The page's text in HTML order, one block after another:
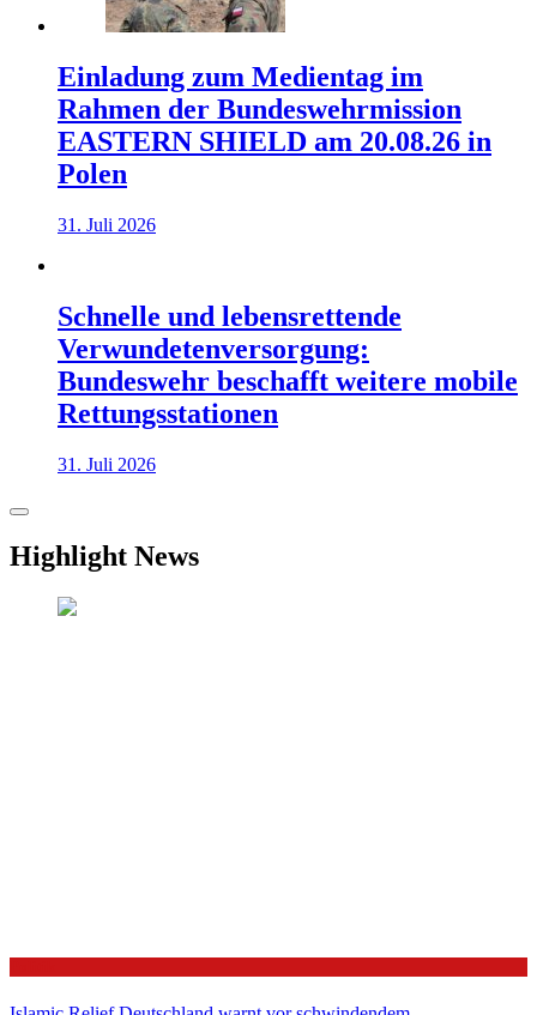
Einladung zum Medientag im
Rahmen der Bundeswehrmission
EASTERN SHIELD am 20.08.26 in
Polen
31. Juli 2026
Schnelle und lebensrettende
Verwundetenversorgung:
Bundeswehr beschafft weitere mobile
Rettungsstationen
31. Juli 2026
Highlight News